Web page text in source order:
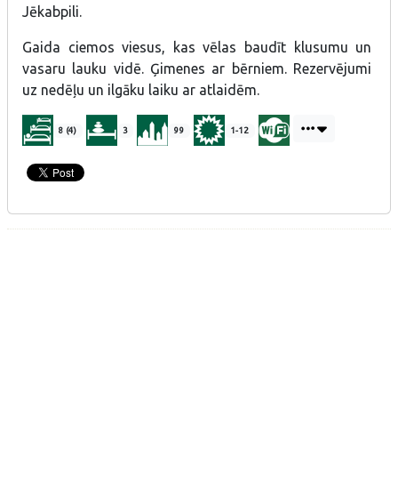
Jēkabpili.
Gaida ciemos viesus, kas vēlas baudīt klusumu un
vasaru lauku vidē. Ģimenes ar bērniem. Rezervējumi
uz nedēļu un ilgāku laiku ar atlaidēm.
8 (4) 3 99 1-12